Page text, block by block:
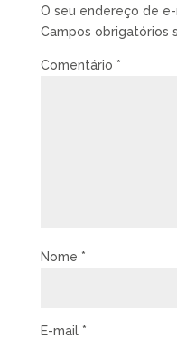
O seu endereço de
Campos obrigatórios
Comentário *
Nome *
E-mail *